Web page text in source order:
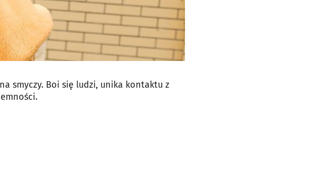
smyczy. Boi się ludzi, unika kontaktu z